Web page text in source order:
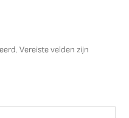
Vereiste velden zijn